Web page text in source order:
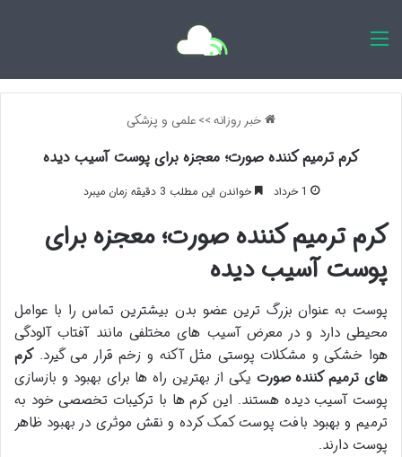
خبر روزانه>>علمی و پزشکی
کرم ترمیم کننده صورت؛ معجزه برای پوست آسیب دیده
1 خرداد خواندن این مطلب 3 دقیقه زمان میبرد
کرم ترمیم کننده صورت؛ معجزه برای
پوست آسیب دیده
پوست به عنوان بزرگ ترین عضو بدن بیشترین تماس را با عوامل
محیطی دارد و در معرض آسیب های مختلفی مانند آفتاب آلودگی
هوا خشکی و مشکلات پوستی مثل آکنه و زخم قرار می گیرد.کرم
های ترمیم کننده صورت یکی از بهترین راه ها برای بهبود و بازسازی
پوست آسیب دیده هستند. این کرم ها با ترکیبات تخصصی خود به
ترمیم و بهبود بافت پوست کمک کرده و نقش موثری در بهبود ظاهر
پوست دارند.